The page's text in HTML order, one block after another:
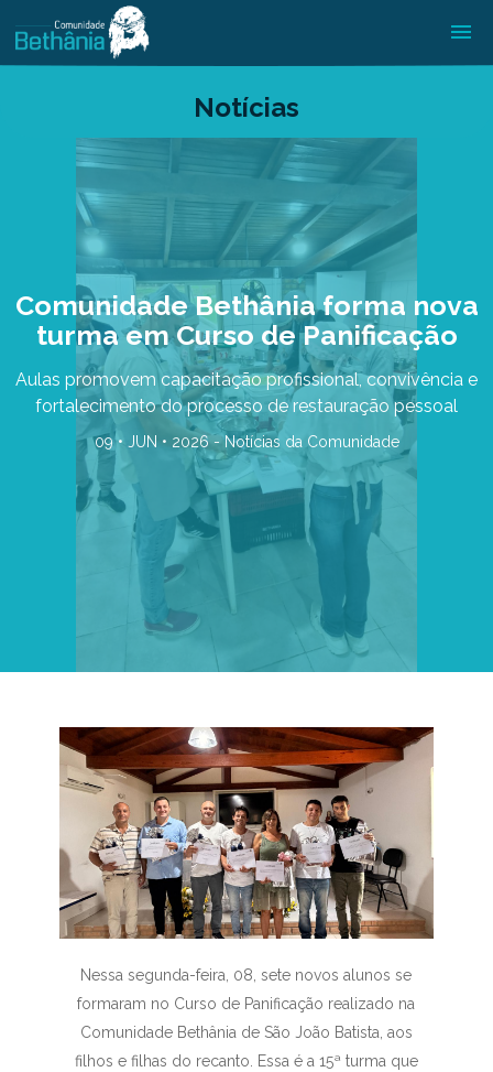
Notícias
Comunidade Bethânia forma nova
turma em Curso de Panificação
Aulas promovem capacitação profissional, convivência e
fortalecimento do processo de restauração pessoal
09 • JUN • 2026 -Notícias da Comunidade
Nessa segunda-feira, 08, sete novos alunos se
formaram no Curso de Panificação realizado na
Comunidade Bethânia de São João Batista, aos
filhos e filhas do recanto. Essa é a 15ª turma que